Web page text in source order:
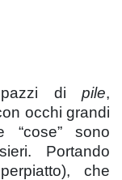
di pile,
occhi grandi
“cose” sono
Portando
che